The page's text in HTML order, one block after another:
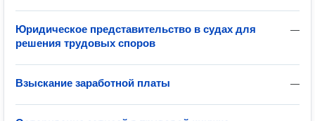
—
Юридическое представительство в судах для
решения трудовых споров
—
Взыскание заработной платы